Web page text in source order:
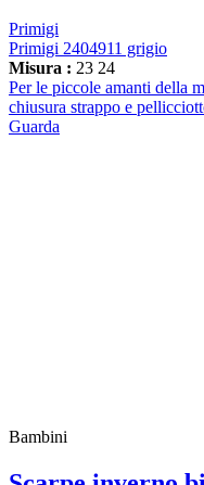
Primigi
Primigi 2404911 grigio
Misura : 23 24
Per le piccole amanti della
chiusura strappo e
Guarda
Bambini